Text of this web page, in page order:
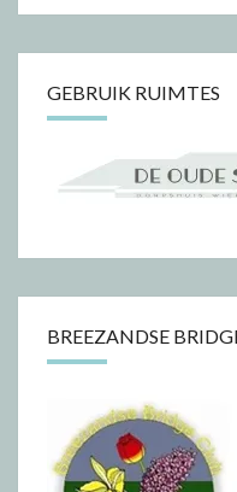
GEBRUIK RUIMTES
BREEZANDSE